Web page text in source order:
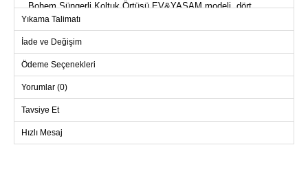
Bohem Süngerli Koltuk Örtüsü EV&YAŞAM modeli, dört
mevsim boyunca konfor sunan şık ve modern bir seçenektir.
170 x 210 cm boyutlarındaki bu örtü, polyester kumaştan
üretilmiş olup, alt yüzeyinde sünger kullanılmıştır. Hassas
yıkama ile 30 derecede yıkanabilir özelliği sayesinde kullanımı
oldukça pratiktir. Ev dekorasyonunuzu yenilemek ve
koltuklarınıza zarif bir dokunuş katmak için idealdir.
Yıkama Talimatı
İade ve Değişim
Ödeme Seçenekleri
Yorumlar (0)
Tavsiye Et
Hızlı Mesaj